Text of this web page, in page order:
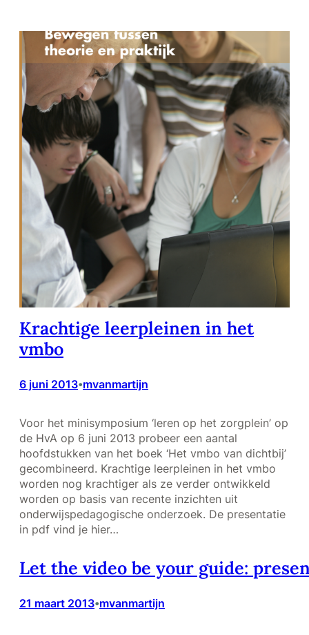
Krachtige leerpleinen in het
vmbo
6 juni 2013•mvanmartijn
Voor het minisymposium ‘leren op het zorgplein’ op
de HvA op 6 juni 2013 probeer een aantal
hoofdstukken van het boek ‘Het vmbo van dichtbij’
gecombineerd. Krachtige leerpleinen in het vmbo
worden nog krachtiger als ze verder ontwikkeld
worden op basis van recente inzichten uit
onderwijspedagogische onderzoek. De presentatie
in pdf vind je hier…
Let the video be your guide:
21 maart 2013•mvanmartijn